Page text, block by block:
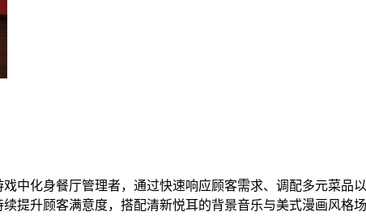
中化身餐厅管理者，通过快速响应顾客需求、调配多元菜品
提升顾客满意度，搭配清新悦耳的背景音乐与美式漫画风格